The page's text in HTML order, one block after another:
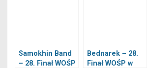
Samokhin Band
– 28. Finał WOŚP
Bednarek – 28.
Finał WOŚP w